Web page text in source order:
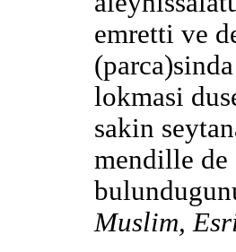
emretti ve
lokmasi
sakin
mendille de
Muslim,